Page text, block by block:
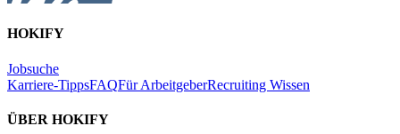
HOKIFY
Jobsuche
Karriere-TippsFAQFür ArbeitgeberRecruiting Wissen
ÜBER HOKIFY